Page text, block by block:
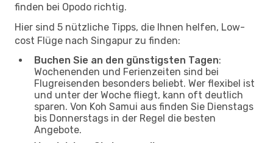
finden bei Opodo richtig.
Hier sind 5 nützliche Tipps, die Ihnen helfen, Low-
cost Flüge nach Singapur zu finden:
Buchen Sie an den günstigsten Tagen:
Wochenenden und Ferienzeiten sind bei
Flugreisenden besonders beliebt. Wer flexibel ist
und unter der Woche fliegt, kann oft deutlich
sparen. Von Koh Samui aus finden Sie Dienstags
bis Donnerstags in der Regel die besten
Angebote.